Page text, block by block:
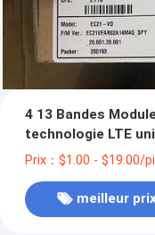
4 13 Bandes
technologie LTE
Prix：$1.00 - $19.00/
meilleur